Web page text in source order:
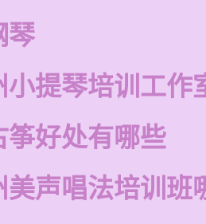
琴
小提琴培训工作
筝好处有哪些
美声唱法培训班